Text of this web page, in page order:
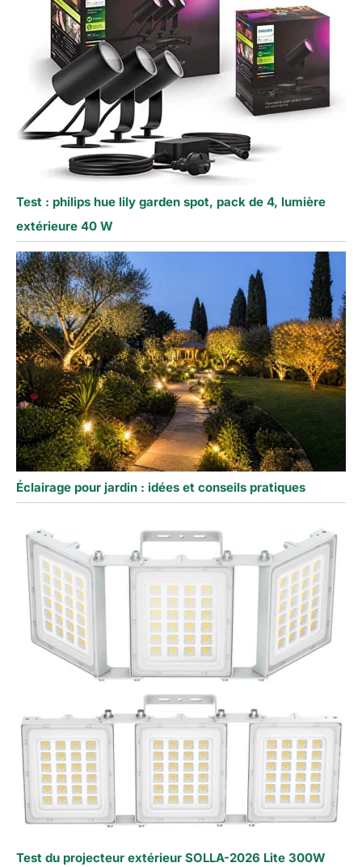
Test : philips hue lily garden spot, pack de 4, lumière
extérieure 40 W
Éclairage pour jardin : idées et conseils pratiques
Test du projecteur extérieur SOLLA-2026 Lite 300W